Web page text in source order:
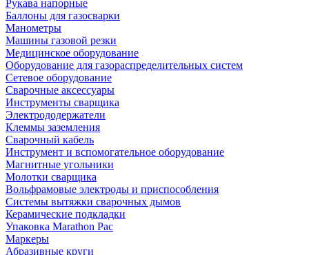
Рукава напорные
Баллоны для газосварки
Манометры
Машины газовой резки
Медицинское оборудование
Оборудование для газораспределительных систем
Сетевое оборудование
Сварочные аксессуары
Инструменты сварщика
Электрододержатели
Клеммы заземления
Сварочный кабель
Инструмент и вспомогательное оборудование
Магнитные угольники
Молотки сварщика
Вольфрамовые электроды и приспособления
Системы вытяжки сварочных дымов
Керамические подкладки
Упаковка Marathon Pac
Маркеры
Абразивные круги